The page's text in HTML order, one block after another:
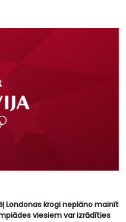
Londonas krogi neplāno mainīt
viesiem var izrādīties